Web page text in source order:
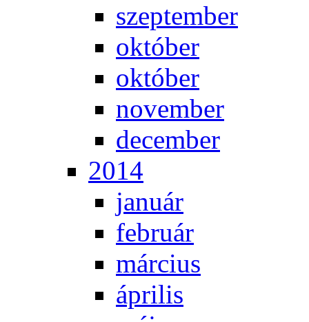
szep­tem­ber
ok­tó­ber
ok­tó­ber
no­vem­ber
de­cem­ber
2014
ja­nu­ár
feb­ru­ár
már­ci­us
áp­ri­lis